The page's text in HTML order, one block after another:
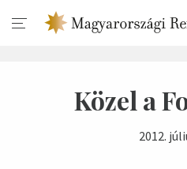
Közel a
2012.